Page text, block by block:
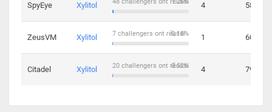
SpyEye Xylitol 4 58
ZeusVM Xylitol 0.18%
7 challengers ont réussi 1 60
Citadel Xylitol 0.52%
20 challengers ont réussi 4 79